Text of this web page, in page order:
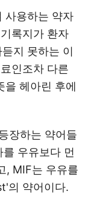
사용하는 약자
록지가 환자
지 못하는 이
인조차 다른
을 헤아린 후에
장하는 약어들
우유보다 먼
, MIF는 우유를
의 약어이다.